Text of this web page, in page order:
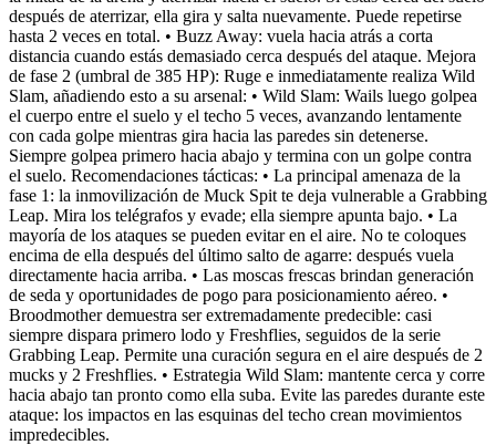
después de aterrizar, ella gira y salta nuevamente. Puede repetirse
hasta 2 veces en total. • Buzz Away: vuela hacia atrás a corta
distancia cuando estás demasiado cerca después del ataque. Mejora
de fase 2 (umbral de 385 HP): Ruge e inmediatamente realiza Wild
Slam, añadiendo esto a su arsenal: • Wild Slam: Wails luego golpea
el cuerpo entre el suelo y el techo 5 veces, avanzando lentamente
con cada golpe mientras gira hacia las paredes sin detenerse.
Siempre golpea primero hacia abajo y termina con un golpe contra
el suelo. Recomendaciones tácticas: • La principal amenaza de la
fase 1: la inmovilización de Muck Spit te deja vulnerable a Grabbing
Leap. Mira los telégrafos y evade; ella siempre apunta bajo. • La
mayoría de los ataques se pueden evitar en el aire. No te coloques
encima de ella después del último salto de agarre: después vuela
directamente hacia arriba. • Las moscas frescas brindan generación
de seda y oportunidades de pogo para posicionamiento aéreo. •
Broodmother demuestra ser extremadamente predecible: casi
siempre dispara primero lodo y Freshflies, seguidos de la serie
Grabbing Leap. Permite una curación segura en el aire después de 2
mucks y 2 Freshflies. • Estrategia Wild Slam: mantente cerca y corre
hacia abajo tan pronto como ella suba. Evite las paredes durante este
ataque: los impactos en las esquinas del techo crean movimientos
impredecibles.